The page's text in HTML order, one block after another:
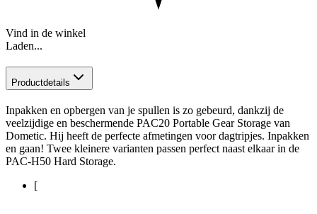
Vind in de winkel
Laden...
Productdetails
Inpakken en opbergen van je spullen is zo gebeurd, dankzij de
veelzijdige en beschermende PAC20 Portable Gear Storage van
Dometic. Hij heeft de perfecte afmetingen voor dagtripjes. Inpakken
en gaan! Twee kleinere varianten passen perfect naast elkaar in de
PAC-H50 Hard Storage.
[